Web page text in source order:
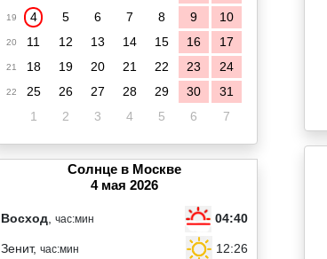
19 4 5 6 7 8 9 10
20 11 12 13 14 15 16 17
21 18 19 20 21 22 23 24
22 25 26 27 28 29 30
31
1
2 3 4 5 6 7
Солнце в Москве
4 мая 2026
Восход час:мин 04:40
Зенит, час:мин 12:26